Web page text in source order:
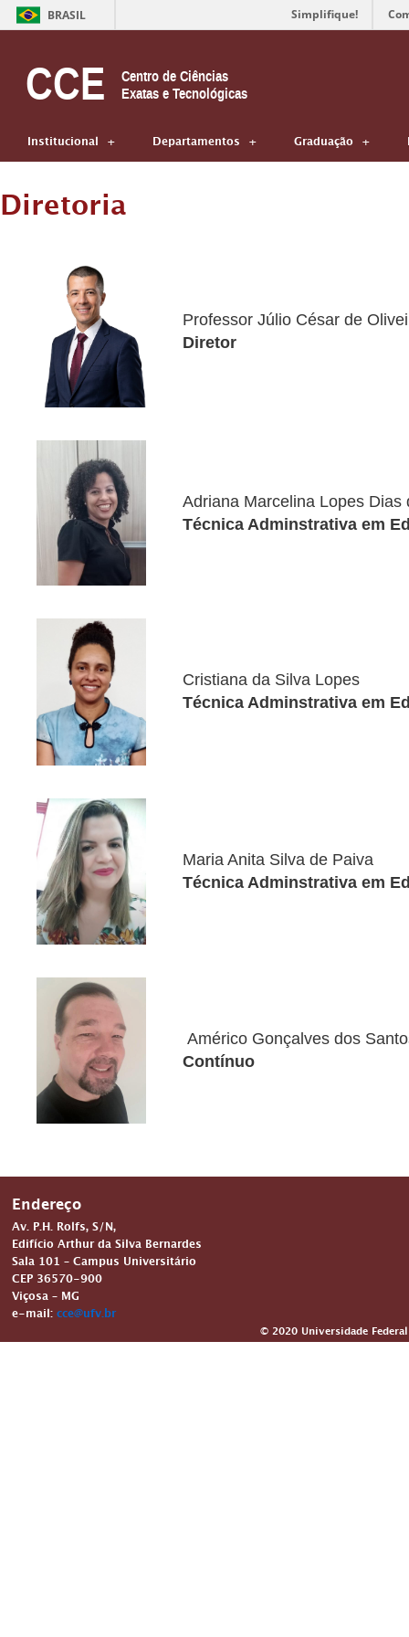
BRASIL Simplifique!
CCE
Centro de Ciências
Exatas e Tecnológicas
Institucional Departamentos Graduação
Diretoria
Professor Júlio César de
Diretor
Adriana Marcelina Lopes Dias
Técnica Adminstrativa em
Cristiana da Silva Lopes
Técnica Adminstrativa em
Maria Anita Silva de Paiva
Técnica Adminstrativa em
Américo Gonçalves dos
Contínuo
Endereço
Av. P.H. Rolfs, S/N,
Edifício Arthur da Silva Bernardes
Sala 101 – Campus Universitário
CEP 36570-900
Viçosa – MG
e-mail:cce@ufv.br
© 2020 Universidade